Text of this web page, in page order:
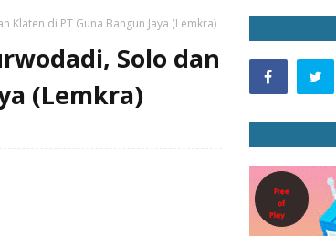
Klaten di PT Guna Bangun Jaya (Lemkra)
Solo dan
(Lemkra)